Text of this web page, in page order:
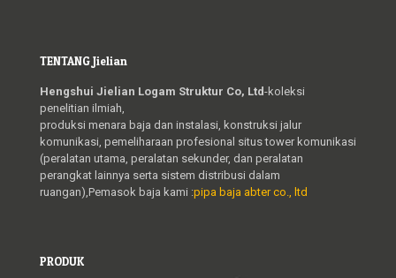
TENTANG Jielian
Hengshui Jielian Logam Struktur Co, Ltd-koleksi
penelitian ilmiah,
produksi menara baja dan instalasi, konstruksi jalur
komunikasi, pemeliharaan profesional situs tower komunikasi
(peralatan utama, peralatan sekunder, dan peralatan
perangkat lainnya serta sistem distribusi dalam
ruangan),Pemasok baja kami :pipa baja abter co., ltd
PRODUK